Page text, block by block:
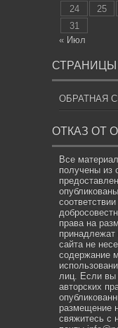
24
25
31
« Июл
СТРАНИЦЫ
ОБРАТНАЯ
ОТКАЗ ОТ
Все
получены из
права на
сайта не
содержание
лиц. Если вы
авторских
размещение
свяжитесь с